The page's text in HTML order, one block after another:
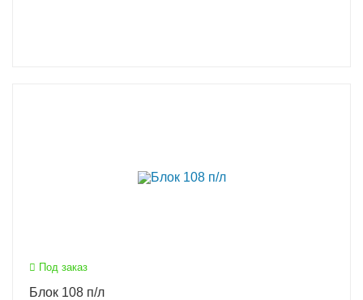
Под заказ
Блок 108 п/л